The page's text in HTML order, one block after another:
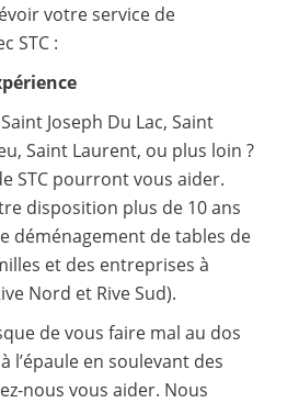
votre service de
STC :
Joseph Du Lac, Saint
Saint Laurent, ou plus loin ?
STC pourront vous aider.
disposition plus de 10 ans
déménagement de tables de
et des entreprises à
Nord et Rive Sud).
de vous faire mal au dos
l’épaule en soulevant des
nous vous aider. Nous